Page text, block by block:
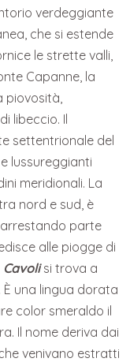
verdeggiante
che si estende
le strette valli,
Capanne, la
piovosità,
libeccio. Il
settentrionale del
lussureggianti
meridionali. La
nord e sud, è
arrestando parte
alle piogge di
Cavolisi trova a
. È una lingua dorata
color smeraldo il
Il nome deriva dai
venivano estratti